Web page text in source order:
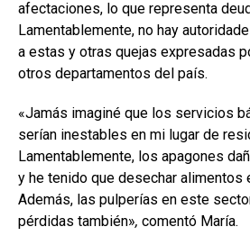
afectaciones, lo que representa
Lamentablemente, no hay
a estas y otras quejas expresadas
otros departamentos del país.
«Jamás imaginé que los servicios
serían inestables en mi lugar de
Lamentablemente, los apagones
y he tenido que desechar alimentos
Además, las pulperías en este
pérdidas también», comentó María.